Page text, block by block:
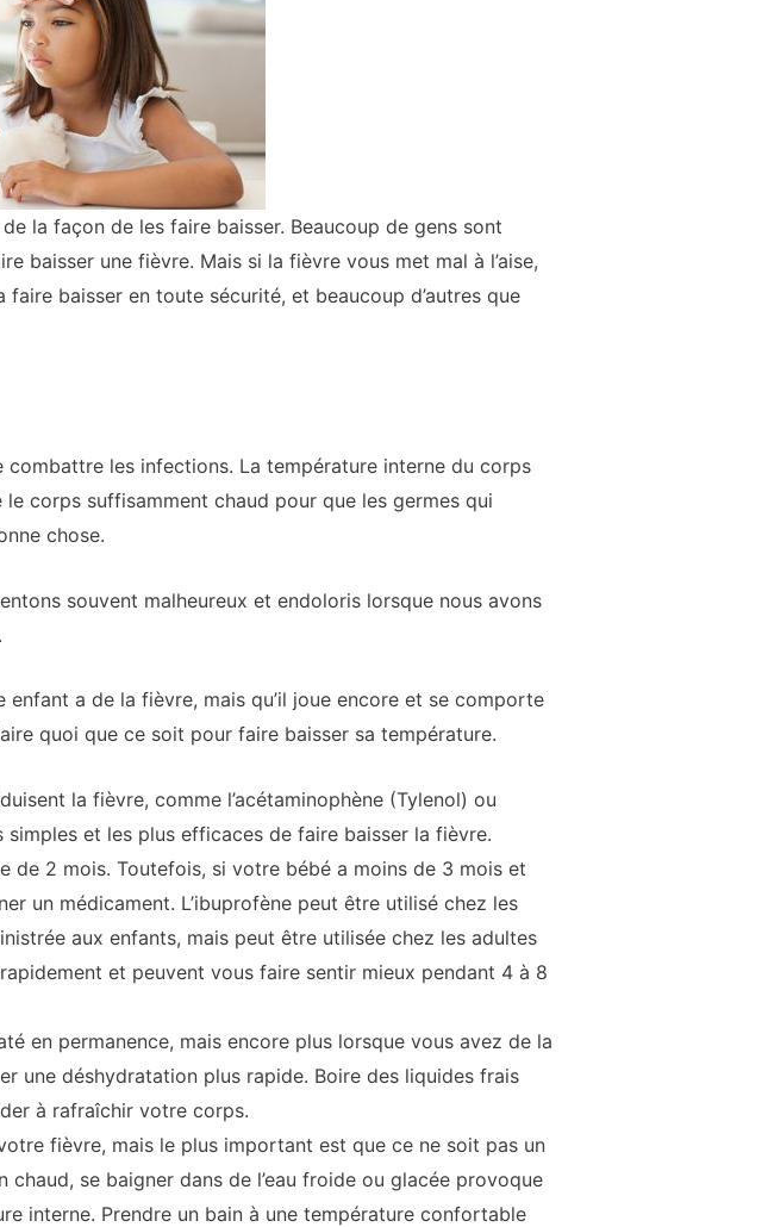
la façon de les faire baisser. Beaucoup de gens sont
baisser une fièvre. Mais si la fièvre vous met mal à l’aise,
baisser en toute sécurité, et beaucoup d’autres que
les infections. La température interne du corps
corps suffisamment chaud pour que les germes qui
chose.
souvent malheureux et endoloris lorsque nous avons
a de la fièvre, mais qu’il joue encore et se comporte
quoi que ce soit pour faire baisser sa température.
la fièvre, comme l’acétaminophène (Tylenol) ou
simples et les plus efficaces de faire baisser la fièvre.
de 2 mois. Toutefois, si votre bébé a moins de 3 mois et
un médicament. L’ibuprofène peut être utilisé chez les
aux enfants, mais peut être utilisée chez les adultes
et peuvent vous faire sentir mieux pendant 4 à 8
en permanence, mais encore plus lorsque vous avez de la
une déshydratation plus rapide. Boire des liquides frais
à rafraîchir votre corps.
fièvre, mais le plus important est que ce ne soit pas un
se baigner dans de l’eau froide ou glacée provoque
interne. Prendre un bain à une température confortable